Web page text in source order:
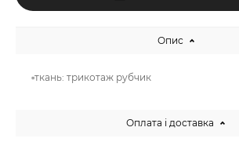
Опис
▫️ткань: трикотаж рубчик
Оплата і доставка